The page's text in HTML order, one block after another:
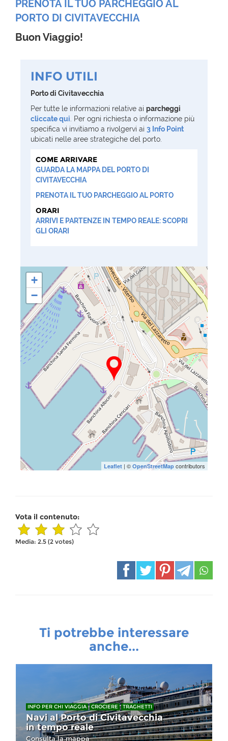
PRENOTA IL TUO PARCHEGGIO AL
PORTO DI CIVITAVECCHIA
Buon Viaggio!
INFO UTILI
Porto di Civitavecchia
Per tutte le informazioni relative ai parcheggi
cliccate qui . Per ogni richiesta o informazione più
specifica vi invitiamo a rivolgervi ai 3 Info Point
ubicati nelle aree strategiche del porto.
COME ARRIVARE
GUARDA LA MAPPA DEL PORTO DI
CIVITAVECCHIA
PRENOTA IL TUO PARCHEGGIO AL PORTO
ORARI
ARRIVI E PARTENZE IN TEMPO REALE: SCOPRI
GLI ORARI
+
−
Leaflet | © OpenStreetMap contributors
Vota il contenuto:
Media: 2.5 (2 votes)
Ti potrebbe interessare
anche...
INFO PER CHI VIAGGIA CROCIERE TRAGHETTI
Navi al Porto di Civitavecchia
in tempo reale
Consulta la mappa